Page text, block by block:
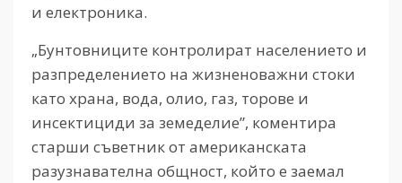
и електроника.
„Бунтовниците контролират населението и
разпределението на жизненоважни стоки
като храна, вода, олио, газ, торове и
инсектициди за земеделие”, коментира
старши съветник от американската
разузнавателна общност, който е заемал